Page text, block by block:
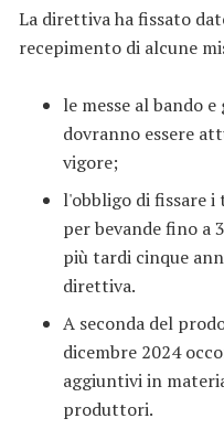
La direttiva ha fissato
recepimento di alcune
le messe al bando
dovranno essere
vigore;
l'obbligo di fissare
per bevande fino a
più tardi cinque
direttiva.
A seconda del
dicembre 2024
aggiuntivi in
produttori.